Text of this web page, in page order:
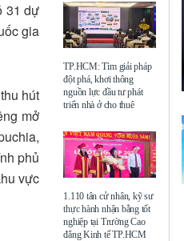
31 dự
gia
hút
mở
phủ
vực
TP.HCM: Tìm giải pháp
đột phá, khơi thông
nguồn lực đầu tư phát
triển nhà ở cho thuê
1.110 tân cử nhân, kỹ sư
thực hành nhận bằng tốt
nghiệp tại Trường Cao
đẳng Kinh tế TP.HCM